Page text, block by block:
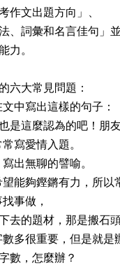
作文出題方向」、
、詞彙和名言佳句」
力。
六大常見問題：
中寫出這樣的句子：
是這麼認為的吧！朋
寫愛情入題。
出無聊的譬喻。
能夠鏗鏘有力，所以
事做，
去的題材，那是搬石頭
多很重要，但是就是
數，怎麼辦？